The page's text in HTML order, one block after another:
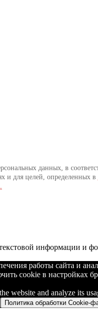
данных, в
и для целей, определенных в
информации и
работы сайта и
cookie в настройках
website and analyze
Политика обработки Cookie-